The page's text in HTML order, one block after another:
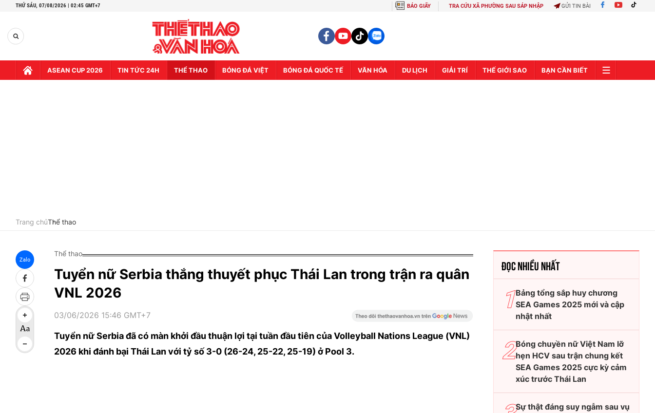
THỨ SÁU, 07/08/2026 | 02:45 GMT+7 BÁO GIẤY TRA CỨU XÃ PHƯỜNG SAU SÁP NHẬP GỬI TIN BÀI
ASEAN CUP 2026 TIN TỨC 24H THỂ THAO BÓNG ĐÁ VIỆT BÓNG ĐÁ QUỐC TẾ VĂN HÓA DU LỊCH GIẢI TRÍ THẾ GIỚI SAO BẠN CẦN BIẾT
Trang chủThể thao
Zalo
Thể thao
Tuyển nữ Serbia thắng thuyết phục Thái Lan trong trận ra quân
VNL 2026
03/06/2026 15:46 GMT+7
Tuyển nữ Serbia đã có màn khởi đầu thuận lợi tại tuần đầu tiên của Volleyball Nations League (VNL)
2026 khi đánh bại Thái Lan với tỷ số 3-0 (26-24, 25-22, 25-19) ở Pool 3.
ĐỌC NHIỀU NHẤT
Bảng tổng sắp huy chương
SEA Games 2025 mới và cập
nhật nhất
Bóng chuyền nữ Việt Nam lỡ
hẹn HCV sau trận chung kết
SEA Games 2025 cực kỳ cảm
xúc trước Thái Lan
Sự thật đáng suy ngẫm sau vụ